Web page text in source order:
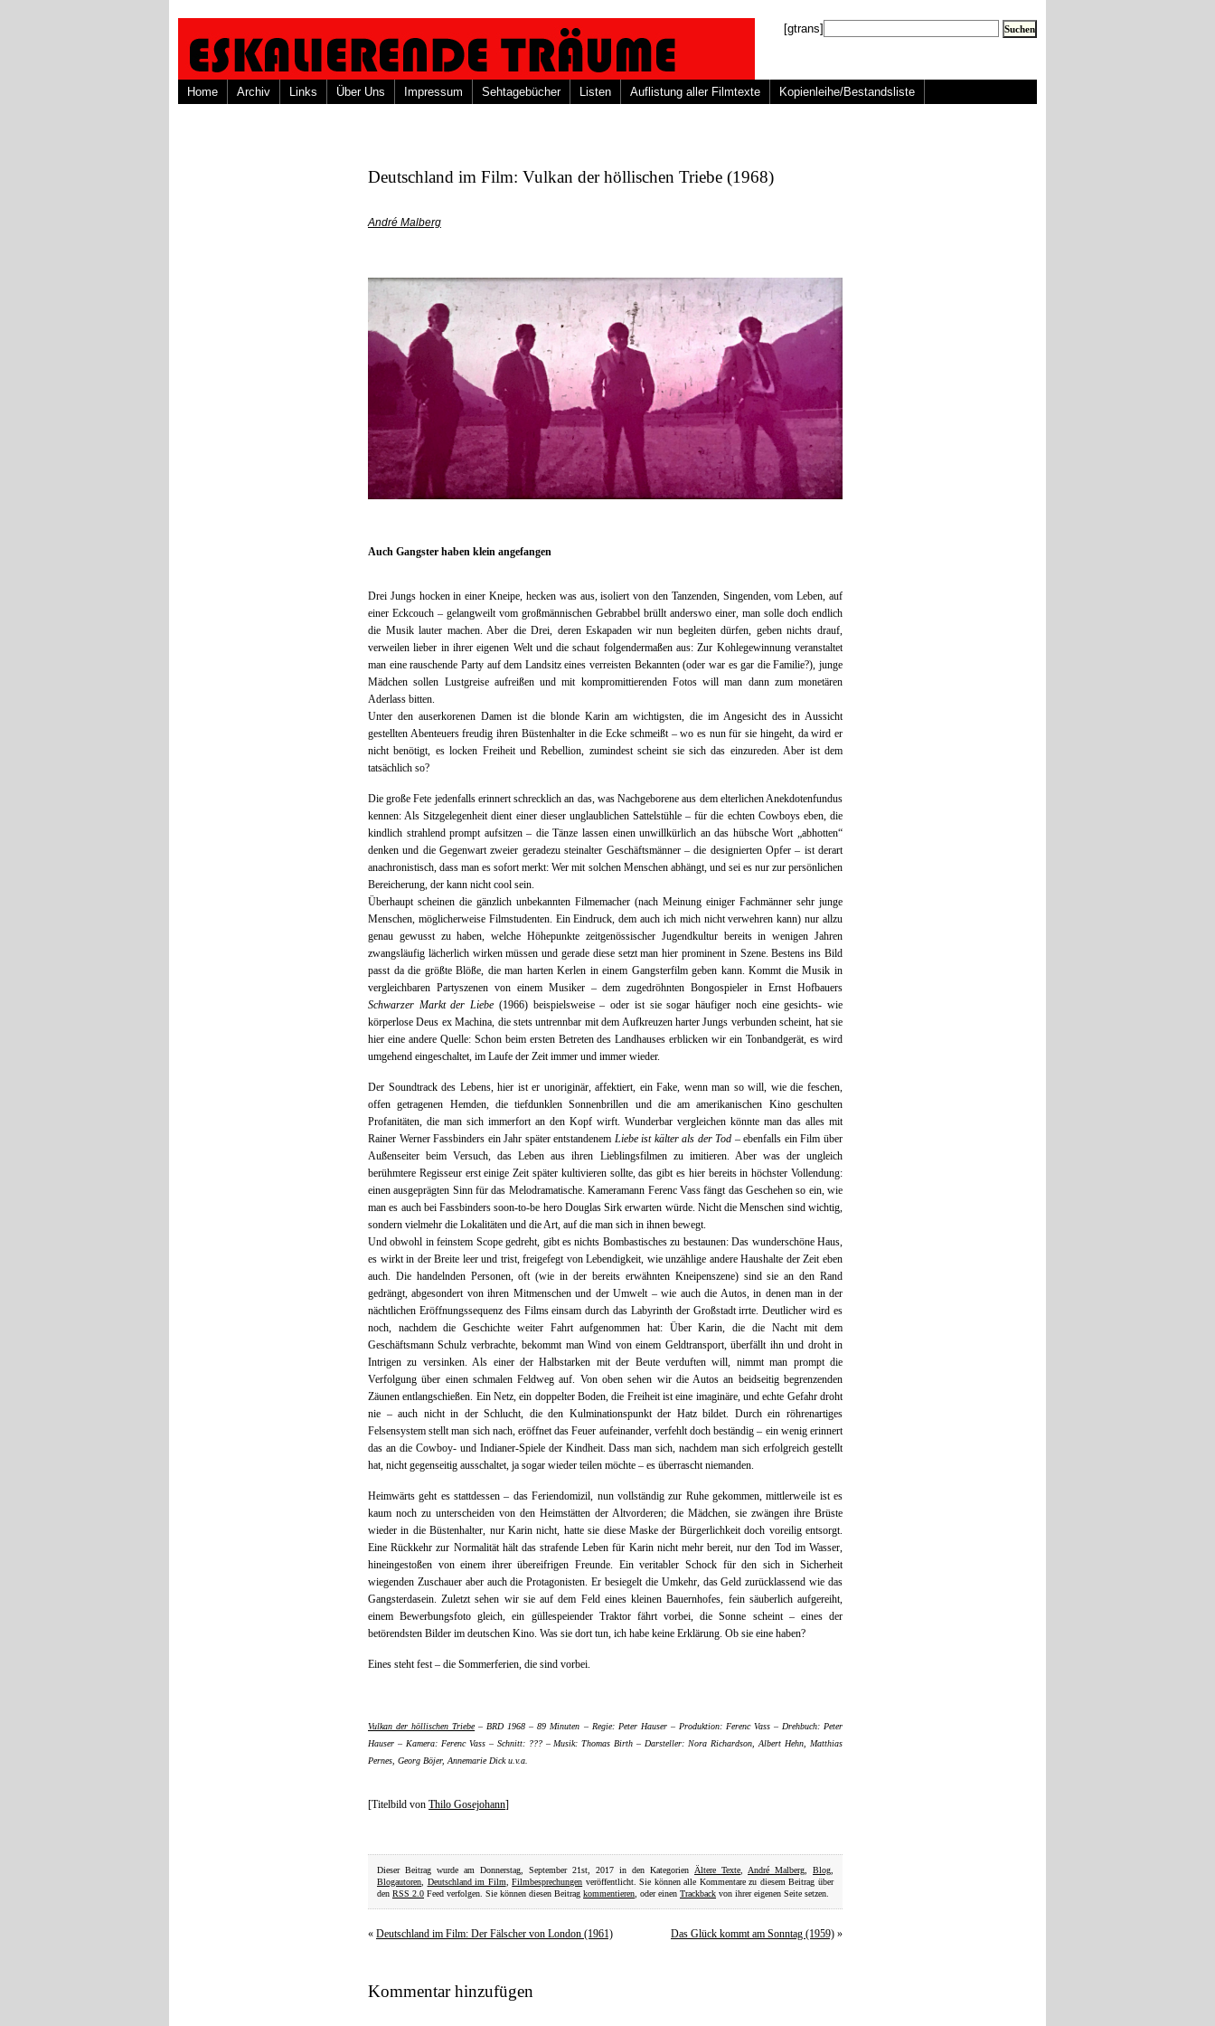
[gtrans]
Home Archiv Links Über Uns Impressum Sehtagebücher Listen Auflistung aller Filmtexte Kopienleihe/Bestandsliste
Deutschland im Film: Vulkan der höllischen Triebe (1968)
André Malberg
Auch Gangster haben klein angefangen
Drei Jungs hocken in einer Kneipe, hecken was aus, isoliert von den Tanzenden, Singenden, vom Leben, auf
einer Eckcouch – gelangweilt vom großmännischen Gebrabbel brüllt anderswo einer, man solle doch endlich
die Musik lauter machen. Aber die Drei, deren Eskapaden wir nun begleiten dürfen, geben nichts drauf,
verweilen lieber in ihrer eigenen Welt und die schaut folgendermaßen aus: Zur Kohlegewinnung veranstaltet
man eine rauschende Party auf dem Landsitz eines verreisten Bekannten (oder war es gar die Familie?), junge
Mädchen sollen Lustgreise aufreißen und mit kompromittierenden Fotos will man dann zum monetären
Aderlass bitten.
Unter den auserkorenen Damen ist die blonde Karin am wichtigsten, die im Angesicht des in Aussicht
gestellten Abenteuers freudig ihren Büstenhalter in die Ecke schmeißt – wo es nun für sie hingeht, da wird er
nicht benötigt, es locken Freiheit und Rebellion, zumindest scheint sie sich das einzureden. Aber ist dem
tatsächlich so?
Die große Fete jedenfalls erinnert schrecklich an das, was Nachgeborene aus dem elterlichen Anekdotenfundus
kennen: Als Sitzgelegenheit dient einer dieser unglaublichen Sattelstühle – für die echten Cowboys eben, die
kindlich strahlend prompt aufsitzen – die Tänze lassen einen unwillkürlich an das hübsche Wort „abhotten“
denken und die Gegenwart zweier geradezu steinalter Geschäftsmänner – die designierten Opfer – ist derart
anachronistisch, dass man es sofort merkt: Wer mit solchen Menschen abhängt, und sei es nur zur persönlichen
Bereicherung, der kann nicht cool sein.
Überhaupt scheinen die gänzlich unbekannten Filmemacher (nach Meinung einiger Fachmänner sehr junge
Menschen, möglicherweise Filmstudenten. Ein Eindruck, dem auch ich mich nicht verwehren kann) nur allzu
genau gewusst zu haben, welche Höhepunkte zeitgenössischer Jugendkultur bereits in wenigen Jahren
zwangsläufig lächerlich wirken müssen und gerade diese setzt man hier prominent in Szene. Bestens ins Bild
passt da die größte Blöße, die man harten Kerlen in einem Gangsterfilm geben kann. Kommt die Musik in
vergleichbaren Partyszenen von einem Musiker – dem zugedröhnten Bongospieler in Ernst Hofbauers
Schwarzer Markt der Liebe (1966) beispielsweise – oder ist sie sogar häufiger noch eine gesichts- wie
körperlose Deus ex Machina, die stets untrennbar mit dem Aufkreuzen harter Jungs verbunden scheint, hat sie
hier eine andere Quelle: Schon beim ersten Betreten des Landhauses erblicken wir ein Tonbandgerät, es wird
umgehend eingeschaltet, im Laufe der Zeit immer und immer wieder.
Der Soundtrack des Lebens, hier ist er unoriginär, affektiert, ein Fake, wenn man so will, wie die feschen,
offen getragenen Hemden, die tiefdunklen Sonnenbrillen und die am amerikanischen Kino geschulten
Profanitäten, die man sich immerfort an den Kopf wirft. Wunderbar vergleichen könnte man das alles mit
Rainer Werner Fassbinders ein Jahr später entstandenem Liebe ist kälter als der Tod – ebenfalls ein Film über
Außenseiter beim Versuch, das Leben aus ihren Lieblingsfilmen zu imitieren. Aber was der ungleich
berühmtere Regisseur erst einige Zeit später kultivieren sollte, das gibt es hier bereits in höchster Vollendung:
einen ausgeprägten Sinn für das Melodramatische. Kameramann Ferenc Vass fängt das Geschehen so ein, wie
man es auch bei Fassbinders soon-to-be hero Douglas Sirk erwarten würde. Nicht die Menschen sind wichtig,
sondern vielmehr die Lokalitäten und die Art, auf die man sich in ihnen bewegt.
Und obwohl in feinstem Scope gedreht, gibt es nichts Bombastisches zu bestaunen: Das wunderschöne Haus,
es wirkt in der Breite leer und trist, freigefegt von Lebendigkeit, wie unzählige andere Haushalte der Zeit eben
auch. Die handelnden Personen, oft (wie in der bereits erwähnten Kneipenszene) sind sie an den Rand
gedrängt, abgesondert von ihren Mitmenschen und der Umwelt – wie auch die Autos, in denen man in der
nächtlichen Eröffnungssequenz des Films einsam durch das Labyrinth der Großstadt irrte. Deutlicher wird es
noch, nachdem die Geschichte weiter Fahrt aufgenommen hat: Über Karin, die die Nacht mit dem
Geschäftsmann Schulz verbrachte, bekommt man Wind von einem Geldtransport, überfällt ihn und droht in
Intrigen zu versinken. Als einer der Halbstarken mit der Beute verduften will, nimmt man prompt die
Verfolgung über einen schmalen Feldweg auf. Von oben sehen wir die Autos an beidseitig begrenzenden
Zäunen entlangschießen. Ein Netz, ein doppelter Boden, die Freiheit ist eine imaginäre, und echte Gefahr droht
nie – auch nicht in der Schlucht, die den Kulminationspunkt der Hatz bildet. Durch ein röhrenartiges
Felsensystem stellt man sich nach, eröffnet das Feuer aufeinander, verfehlt doch beständig – ein wenig erinnert
das an die Cowboy- und Indianer-Spiele der Kindheit. Dass man sich, nachdem man sich erfolgreich gestellt
hat, nicht gegenseitig ausschaltet, ja sogar wieder teilen möchte – es überrascht niemanden.
Heimwärts geht es stattdessen – das Feriendomizil, nun vollständig zur Ruhe gekommen, mittlerweile ist es
kaum noch zu unterscheiden von den Heimstätten der Altvorderen; die Mädchen, sie zwängen ihre Brüste
wieder in die Büstenhalter, nur Karin nicht, hatte sie diese Maske der Bürgerlichkeit doch voreilig entsorgt.
Eine Rückkehr zur Normalität hält das strafende Leben für Karin nicht mehr bereit, nur den Tod im Wasser,
hineingestoßen von einem ihrer übereifrigen Freunde. Ein veritabler Schock für den sich in Sicherheit
wiegenden Zuschauer aber auch die Protagonisten. Er besiegelt die Umkehr, das Geld zurücklassend wie das
Gangsterdasein. Zuletzt sehen wir sie auf dem Feld eines kleinen Bauernhofes, fein säuberlich aufgereiht,
einem Bewerbungsfoto gleich, ein güllespeiender Traktor fährt vorbei, die Sonne scheint – eines der
betörendsten Bilder im deutschen Kino. Was sie dort tun, ich habe keine Erklärung. Ob sie eine haben?
Eines steht fest – die Sommerferien, die sind vorbei.
Vulkan der höllischen Triebe– BRD 1968 – 89 Minuten – Regie: Peter Hauser – Produktion: Ferenc Vass – Drehbuch: Peter
Hauser – Kamera: Ferenc Vass – Schnitt: ??? – Musik: Thomas Birth – Darsteller: Nora Richardson, Albert Hehn, Matthias
Pernes, Georg Böjer, Annemarie Dick u.v.a.
[Titelbild von Thilo Gosejohann]
Dieser Beitrag wurde am Donnerstag, September 21st, 2017 in den Kategorien Ältere Texte André Malberg Blog
Blogautoren
Deutschland im Film ,Filmbesprechungen veröffentlicht. Sie können alle Kommentare zu diesem Beitrag über
den RSS 2.0 Feed verfolgen. Sie können diesen Beitrag kommentieren , oder einen Trackback von ihrer eigenen Seite setzen.
« Deutschland im Film: Der Fälscher von London (1961) Das Glück kommt am Sonntag (1959) »
Kommentar hinzufügen